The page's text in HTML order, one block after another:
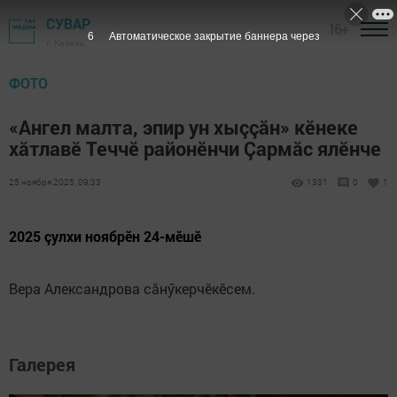
СУВАР
ФОТО
«Ангел малта, эпир ун хыççăн» кӗнеке
хăтлавӗ Теччӗ районӗнчи Çармăс ялӗнче
25 ноября 2025, 09:33 1331 0 1
2025 çулхи ноябрӗн 24-мӗшӗ
Вера Александрова сăнӳкерчӗкӗсем.
Галерея
6 Автоматическое закрытие баннера через